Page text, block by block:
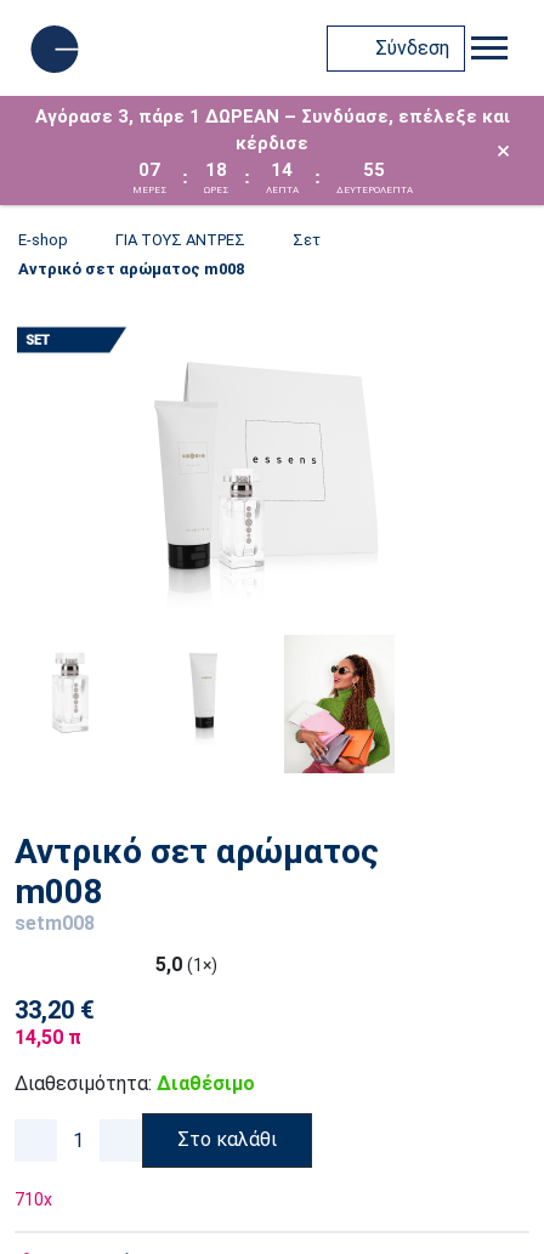
Σύνδεση
Αγόρασε 3, πάρε 1 ΔΩΡΕΑΝ – Συνδύασε, επέλεξε και
κέρδισε
07
ΜΈΡΕΣ
: 18
ΩΡΕΣ
: 14
ΛΕΠΤΑ
: 55
ΔΕΥΤΕΡΟΛΕΠΤΑ
×
E-shop ΓΙΑ ΤΟΥΣ ΑΝΤΡΕΣ
Σετ
Αντρικό σετ αρώματος m008
Αντρικό σετ αρώματος
m008
setm008
5,0 (1×)
33,20 €
14,50 π
Διαθεσιμότητα: Διαθέσιμο
Στο καλάθι
710x